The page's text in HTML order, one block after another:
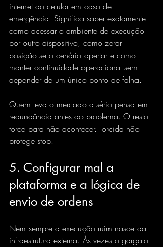
internet do celular em caso de
emergência. Significa saber exatamente
como acessar o ambiente de execução
por outro dispositivo, como zerar
posição se o cenário apertar e como
manter continuidade operacional sem
depender de um único ponto de falha.
Quem leva o mercado a sério pensa em
redundância antes do problema. O resto
torce para não acontecer. Torcida não
protege stop.
5. Configurar mal a
plataforma e a lógica de
envio de ordens
Nem sempre a execução ruim nasce da
infraestrutura externa. Às vezes o gargalo